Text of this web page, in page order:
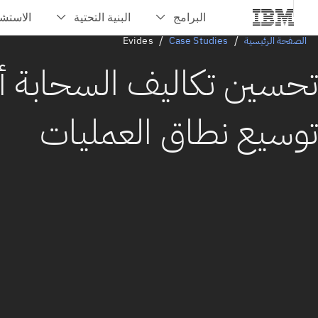
الصفحة الرئيسية Case Studies
Evides
تحسين تكاليف السحابة
توسيع نطاق العمليات